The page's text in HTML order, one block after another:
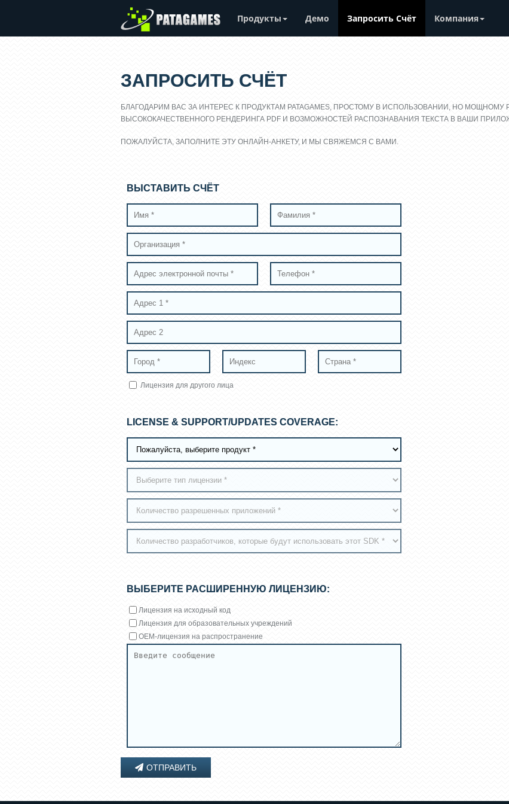
Продукты Демо Запросить Счёт Компания
ЗАПРОСИТЬ СЧЁТ
БЛАГОДАРИМ ВАС ЗА ИНТЕРЕС К ПРОДУКТАМ PATAGAMES, ПРОСТОМУ В ИСПОЛЬЗОВАНИИ, НО
ВЫСОКОКАЧЕСТВЕННОГО РЕНДЕРИНГА PDF И ВОЗМОЖНОСТЕЙ РАСПОЗНАВАНИЯ ТЕКСТА В ВАШИ
ПОЖАЛУЙСТА, ЗАПОЛНИТЕ ЭТУ ОНЛАЙН-АНКЕТУ, И МЫ СВЯЖЕМСЯ С ВАМИ.
ВЫСТАВИТЬ СЧЁТ
Лицензия для другого лица
LICENSE & SUPPORT/UPDATES COVERAGE:
ВЫБЕРИТЕ РАСШИРЕННУЮ ЛИЦЕНЗИЮ:
Лицензия на исходный код
Лицензия для образовательных учреждений
OEM-лицензия на распространение
ОТПРАВИТЬ